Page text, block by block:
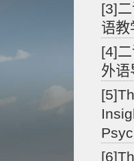
[3]
语教
[4]
外语